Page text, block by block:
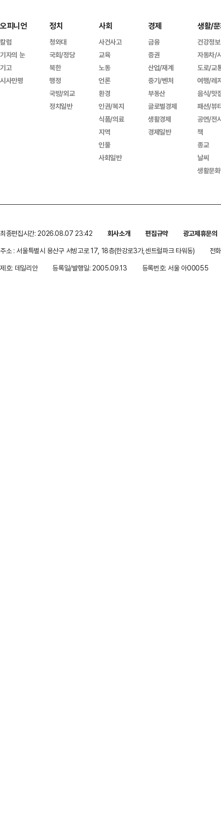
오피니언
칼럼
기자의 눈
기고
시사만평
정치
청와대
국회/정당
북한
행정
국방/외교
정치일반
사회
사건사고
교육
노동
언론
환경
인권/복지
식품/의료
지역
인물
사회일반
경제
금융
증권
산업/재계
중기/벤처
부동산
글로벌경제
생활경제
경제일반
생활/
건강정보
자동차/
도로/교
여행/레
음식/맛
패션/뷰
공연/전
책
종교
날씨
생활문
최종편집시간: 2026.08.07 23:42 회사소개 편집규약
광고제휴문의
주소 : 서울특별시 용산구 서빙고로 17, 18층(한강로3가,센트럴파크 타워동)
전
제호: 데일리안
등록일/발행일: 2005.09.13 등록번호: 서울 아00055